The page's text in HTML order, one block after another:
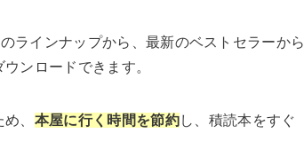
ラインナップから、最新のベストセラーから
ンロードできます。
、 本屋に行く時間を節約し、積読本をすぐ